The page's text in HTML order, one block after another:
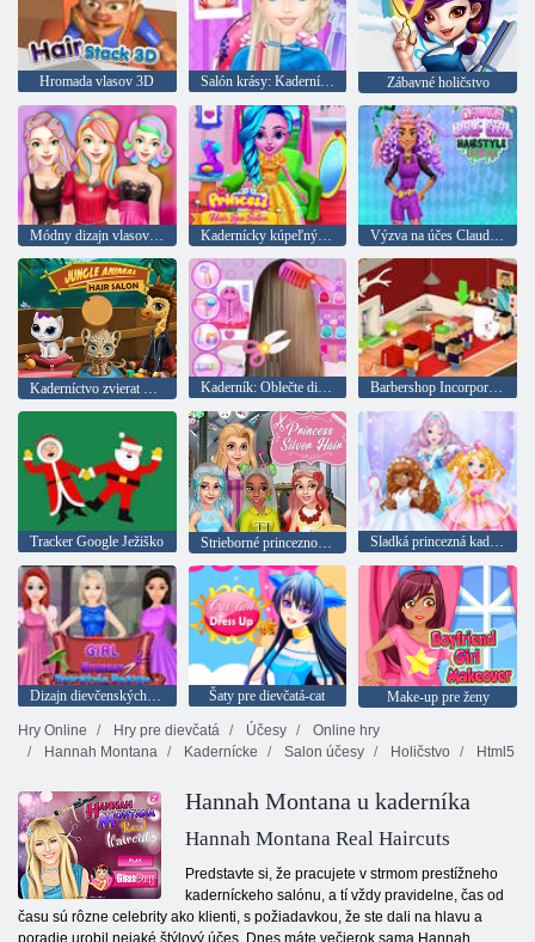
Hromada vlasov 3D Salón krásy: Kaderníctvo Zábavné holičstvo
Kadernícky kúpeľný salón Princess
Kaderníctvo zvierat v džungli Kaderník: Oblečte dievča Barbershop Incorporated
Tracker Google Ježiško Strieborné princeznovské účesy Sladká princezná kaderníctvo
Šaty pre dievčatá-cat
Make-up pre ženy
Hry Online
Hry pre dievčatá Účesy
Online hry
Hannah Montana
Kadernícke Salon účesy Holičstvo Html5
Hannah Montana u kaderníka
Hannah Montana Real Haircuts
Predstavte si, že pracujete v strmom prestížneho
kaderníckeho salónu, a tí vždy pravidelne, čas od
času sú rôzne celebrity ako klienti, s požiadavkou, že ste dali na hlavu a
poradie urobil nejaké štýlový účes. Dnes máte večierok sama Hannah